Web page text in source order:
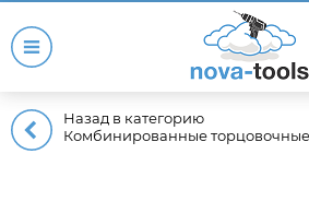
Назад в категорию
Комбинированные